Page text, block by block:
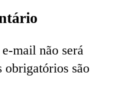
mail não será
obrigatórios são